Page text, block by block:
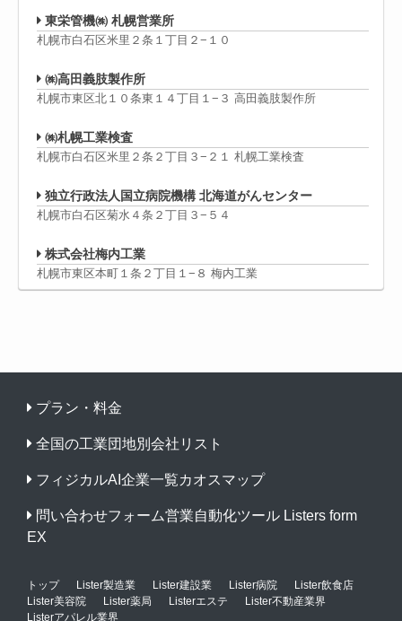
東栄管機㈱ 札幌営業所
札幌市白石区米里２条１丁目２−１０
㈱高田義肢製作所
札幌市東区北１０条東１４丁目１−３ 高田義肢製作所
㈱札幌工業検査
札幌市白石区米里２条２丁目３−２１ 札幌工業検査
独立行政法人国立病院機構 北海道がんセンター
札幌市白石区菊水４条２丁目３−５４
株式会社梅内工業
札幌市東区本町１条２丁目１−８ 梅内工業
プラン・料金
全国の工業団地別会社リスト
フィジカルAI企業一覧カオスマップ
問い合わせフォーム営業自動化ツール Listers form
EX
トップ Lister製造業 Lister建設業 Lister病院
Lister飲食店
Lister美容院
Lister薬局 Listerエステ
Lister不動産業界
Listerアパレル業界